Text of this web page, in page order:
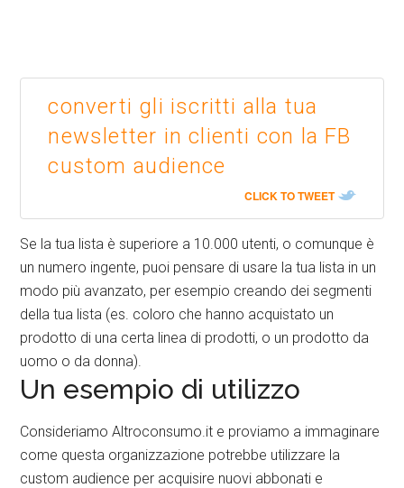
converti gli iscritti alla tua
newsletter in clienti con la FB
custom audience
CLICK TO TWEET
Se la tua lista è superiore a 10.000 utenti, o comunque è
un numero ingente, puoi pensare di usare la tua lista in un
modo più avanzato, per esempio creando dei segmenti
della tua lista (es. coloro che hanno acquistato un
prodotto di una certa linea di prodotti, o un prodotto da
uomo o da donna).
Un esempio di utilizzo
Consideriamo Altroconsumo.it e proviamo a immaginare
come questa organizzazione potrebbe utilizzare la
custom audience per acquisire nuovi abbonati e